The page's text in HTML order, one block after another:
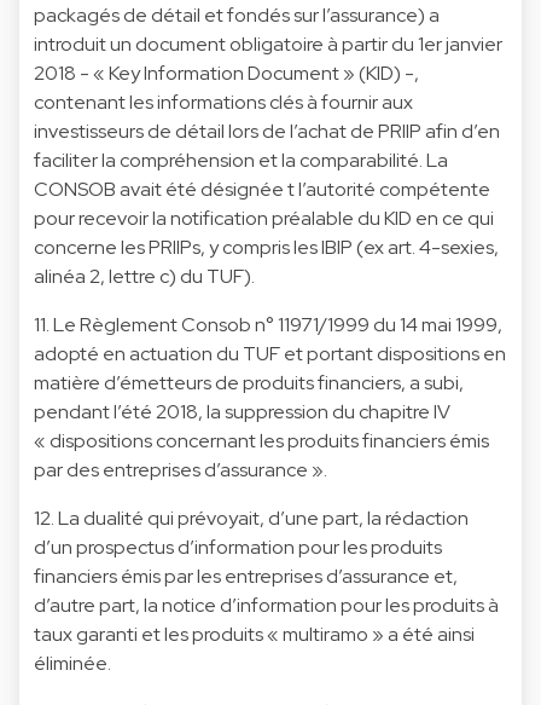
packagés de détail et fondés sur l’assurance) a
introduit un document obligatoire à partir du 1er janvier
2018 - « Key Information Document » (KID) -,
contenant les informations clés à fournir aux
investisseurs de détail lors de l’achat de PRIIP afin d’en
faciliter la compréhension et la comparabilité. La
CONSOB avait été désignée t l’autorité compétente
pour recevoir la notification préalable du KID en ce qui
concerne les PRIIPs, y compris les IBIP (ex art. 4-sexies,
alinéa 2, lettre c) du TUF).
11. Le Règlement Consob n° 11971/1999 du 14 mai 1999,
adopté en actuation du TUF et portant dispositions en
matière d’émetteurs de produits financiers, a subi,
pendant l’été 2018, la suppression du chapitre IV
« dispositions concernant les produits financiers émis
par des entreprises d’assurance ».
12. La dualité qui prévoyait, d’une part, la rédaction
d’un prospectus d’information pour les produits
financiers émis par les entreprises d’assurance et,
d’autre part, la notice d’information pour les produits à
taux garanti et les produits « multiramo » a été ainsi
éliminée.